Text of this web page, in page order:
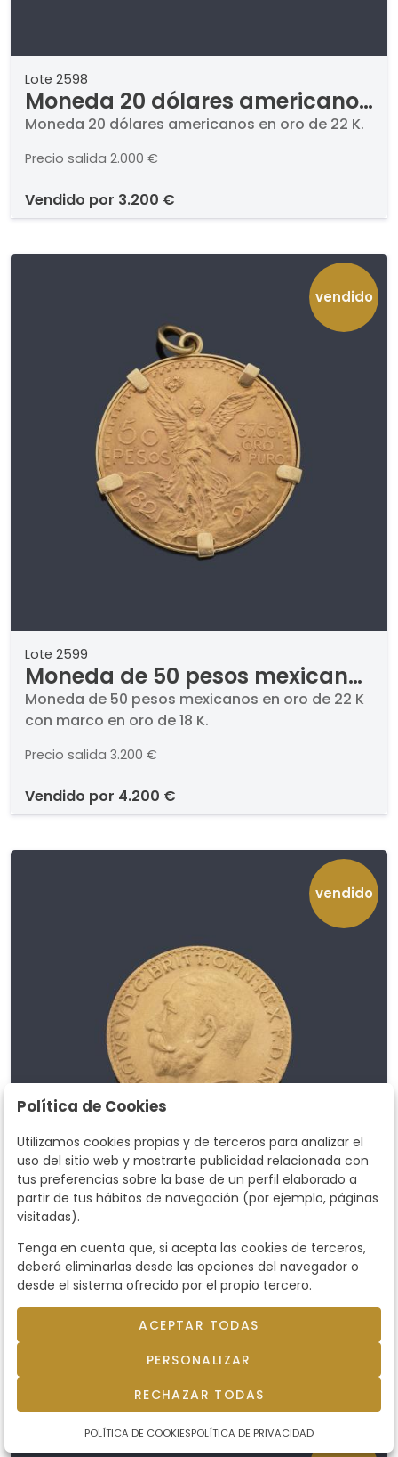
Lote 2598
Moneda 20 dólares americanos
en oro de 22 K.
Moneda 20 dólares americanos en oro de 22 K.
Precio salida 2.000 €
vendido por 3.200 €
vendido
Lote 2599
Moneda de 50 pesos mexicanos
en oro de 22 K con marco en oro
de 18 K.
Moneda de 50 pesos mexicanos en oro de 22 K
con marco en oro de 18 K.
Precio salida 3.200 €
vendido por 4.200 €
vendido
Lote 2600
Jorge V, libra inglesa en oro
amarillo de 22 K.
Jorge V, libra inglesa en oro amarillo de 22 K.
400 €
800 €
Política de Cookies
Utilizamos cookies propias y de terceros para analizar el
uso del sitio web y mostrarte publicidad relacionada con
tus preferencias sobre la base de un perfil elaborado a
partir de tus hábitos de navegación (por ejemplo, páginas
visitadas).
Tenga en cuenta que, si acepta las cookies de terceros,
deberá eliminarlas desde las opciones del navegador o
desde el sistema ofrecido por el propio tercero.
ACEPTAR TODAS
PERSONALIZAR
RECHAZAR TODAS
POLÍTICA DE COOKIESPOLÍTICA DE PRIVACIDAD